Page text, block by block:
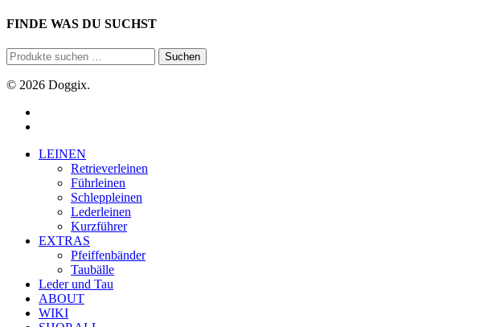
FINDE WAS DU SUCHST
Suchen
nach:
Suchen
© 2026 Doggix.
Close
LEINEN
Retrieverleinen
Führleinen
Schleppleinen
Lederleinen
Kurzführer
EXTRAS
Pfeiffenbänder
Taubälle
Leder und Tau
ABOUT
WIKI